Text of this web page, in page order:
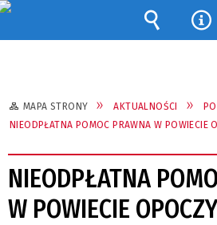
MAPA STRONY AKTUALNOŚCI
NIEODPŁATNA POMOC PRAWNA W POWIECIE
NIEODPŁATNA
W POWIECIE